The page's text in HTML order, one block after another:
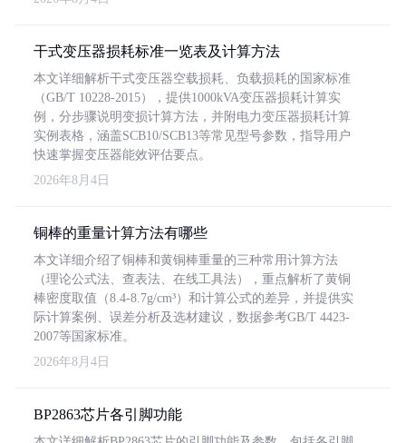
干式变压器损耗标准一览表及计算方法
本文详细解析干式变压器空载损耗、负载损耗的国家标准
（GB/T 10228-2015），提供1000kVA变压器损耗计算实
例，分步骤说明变损计算方法，并附电力变压器损耗计算
实例表格，涵盖SCB10/SCB13等常见型号参数，指导用户
快速掌握变压器能效评估要点。
2026年8月4日
铜棒的重量计算方法有哪些
本文详细介绍了铜棒和黄铜棒重量的三种常用计算方法
（理论公式法、查表法、在线工具法），重点解析了黄铜
棒密度取值（8.4-8.7g/cm³）和计算公式的差异，并提供实
际计算案例、误差分析及选材建议，数据参考GB/T 4423-
2007等国家标准。
2026年8月4日
BP2863芯片各引脚功能